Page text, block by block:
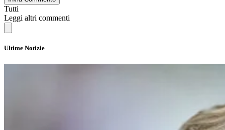
Tutti
Leggi altri commenti
Ultime Notizie